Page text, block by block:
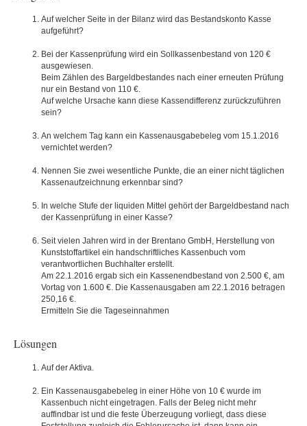
Auf welcher Seite in der Bilanz wird das Bestandskonto Kasse
aufgeführt?
Bei der Kassenprüfung wird ein Sollkassenbestand von 120 €
ausgewiesen.
Beim Zählen des Bargeldbestandes nach einer erneuten Prüfung
nur ein Bestand von 110 €.
Auf welche Ursache kann diese Kassendifferenz zurückzuführen
sein?
An welchem Tag kann ein Kassenausgabebeleg vom 15.1.2016
vernichtet werden?
Nennen Sie zwei wesentliche Punkte, die an einer nicht täglichen
Kassenaufzeichnung erkennbar sind?
In welche Stufe der liquiden Mittel gehört der Bargeldbestand nach
der Kassenprüfung in einer Kasse?
Seit vielen Jahren wird in der Brentano GmbH, Herstellung von
Kunststoffartikel ein handschriftliches Kassenbuch vom
verantwortlichen Buchhalter erstellt.
Am 22.1.2016 ergab sich ein Kassenendbestand von 2.500 €, am
Vortag von 1.600 €. Die Kassenausgaben am 22.1.2016 betragen
250,16 €.
Ermitteln Sie die Tageseinnahmen
Lösungen
Auf der Aktiva.
Ein Kassenausgabebeleg in einer Höhe von 10 € wurde im
Kassenbuch nicht eingetragen. Falls der Beleg nicht mehr
auffindbar ist und die feste Überzeugung vorliegt, dass diese